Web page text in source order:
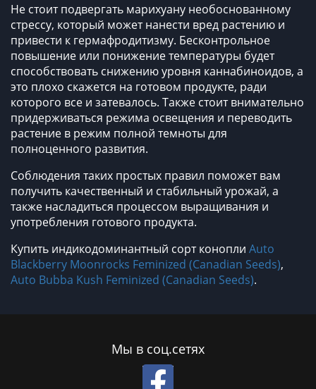
Не стоит подвергать марихуану необоснованному
стрессу, который может нанести вред растению и
привести к гермафродитизму. Бесконтрольное
повышение или понижение температуры будет
способствовать снижению уровня каннабиноидов, а
это плохо скажется на готовом продукте, ради
которого все и затевалось. Также стоит внимательно
придерживаться режима освещения и переводить
растение в режим полной темноты для
полноценного развития.
Соблюдения таких простых правил поможет вам
получить качественный и стабильный урожай, а
также насладиться процессом выращивания и
употребления готового продукта.
Купить индикодоминантный сорт конопли Auto
Blackberry Moonrocks Feminized (Canadian Seeds),
Auto Bubba Kush Feminized (Canadian Seeds).
Мы в соц.сетях